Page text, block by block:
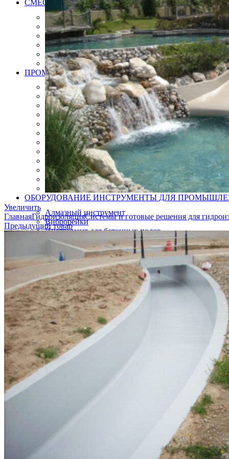
СМЕСИ РАСТВОРЫ ДЛЯ МОЩЕНИЯ БРУСЧАТКИ,
Клей для брусчатки
Затирка для брусчатки
Клей и затирка для плит натурального камня
Затирка для плит натурального камня
Дренажный раствор для брусчатки
Вяжущие для камня
ПРОМЫШЛЕННЫЕ ПОЛЫ
Эпоксидные полы
Полиуретановые полы
Полиуретан цементные полы
Цементные полы
Полимерцементые полы
Топпинговые полы
Бетонно мозаичная плитка
Антистатические полы, плитка
Модульные ПВХ покрытия плитки
Искробезопасные полы, плитки
Краски
Готовые решения
ОБОРУДОВАНИЕ ИНСТРУМЕНТЫ ДЛЯ
Алмазный инструмент
Виброрейки
Инструмент для бетонных полов
Инструмент для полимерных полов
Машины затирочные и расходники
Машины шлифовальные
Тележки для топпинга
ГИДРОИЗОЛЯЦИЯ
Полиуретановая мастика гидроизоляция
Битумно полимерная гидроизоляция
Цементная гидроизоляция
Акриловая гидроизоляция
ПВХ мембрана
Готовые решения
ФАСАДНЫЕ СИСТЕМЫ УТЕПЛЕНИЯ
Термопанели (Фасадные панели)
СФТК Квик-микс Лобатерм (Мокрый фасад)
ОГНЕЗАЩИТНЫЕ СОСТАВЫ ПОКРЫТИЯ
Огнезащита железобетонных конструкций
Огнезащита композитных материалов
Огнезащита лстк и оцинкованных профилей
Увеличить
ГлавнаяГидроизоляцияСистемы и готовые решения для
Предыдущий товар